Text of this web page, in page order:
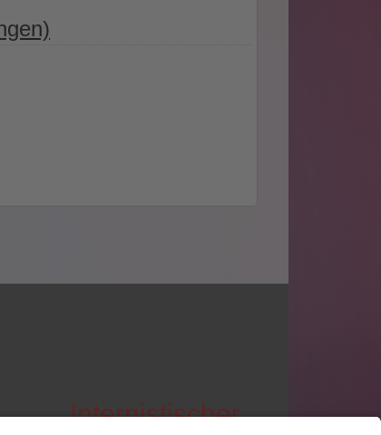
Internistischer